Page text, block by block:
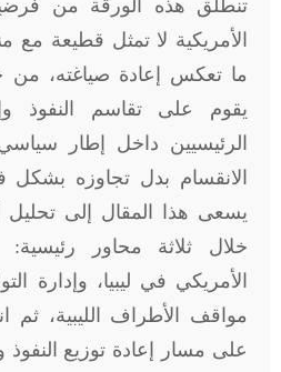
تنطلق هذه الورقة من
الأمريكية لا تمثل قطيعة مع
ما تعكس إعادة صياغته، من
يقوم على تقاسم النفوذ
الرئيسيين داخل إطار
الانقسام بدل تجاوزه بشكل
يسعى هذا المقال إلى تحليل
خلال ثلاثة محاور
الأمريكي في ليبيا، وإدارة
مواقف الأطراف الليبية، ثم
على مسار إعادة توزيع النفوذ